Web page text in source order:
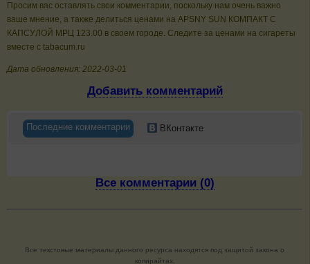
Просим вас оставлять свои комментарии, поскольку нам очень важно
ваше мнение, а также делиться ценами на APSNY SUN КОМПАКТ С
КАПСУЛОЙ МРЦ 123.00 в своем городе. Следите за ценами на сигареты
вместе с tabacum.ru
Дата обновления: 2022-03-01
Добавить комментарий
Последние комментарии ВКонтакте
Все комментарии (0)
Все текстовые материалы данного ресурса находятся под защитой закона о
копирайтах.